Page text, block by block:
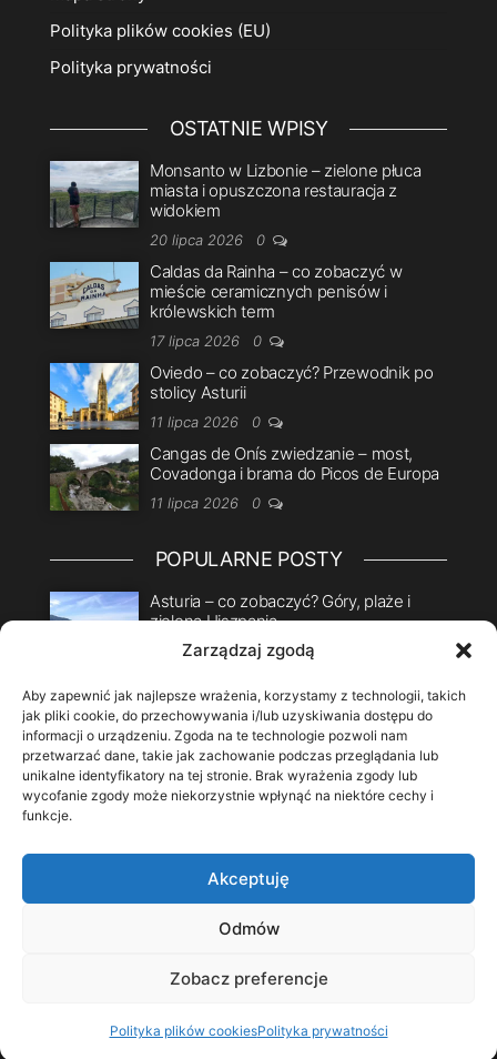
Zarządzaj zgodą
Aby zapewnić jak najlepsze wrażenia, korzystamy z technologii, takich
jak pliki cookie, do przechowywania i/lub uzyskiwania dostępu do
informacji o urządzeniu. Zgoda na te technologie pozwoli nam
przetwarzać dane, takie jak zachowanie podczas przeglądania lub
unikalne identyfikatory na tej stronie. Brak wyrażenia zgody lub
wycofanie zgody może niekorzystnie wpłynąć na niektóre cechy i
funkcje.
Akceptuję
Odmów
Zobacz preferencje
Polityka plików cookiesPolityka prywatności
Polityka plików cookies (EU)
Polityka prywatności
OSTATNIE WPISY
Monsanto w Lizbonie – zielone płuca
miasta i opuszczona restauracja z
widokiem
20 lipca 2026 0
Caldas da Rainha – co zobaczyć w
mieście ceramicznych penisów i
królewskich term
17 lipca 2026 0
Oviedo – co zobaczyć? Przewodnik po
stolicy Asturii
11 lipca 2026 0
Cangas de Onís zwiedzanie – most,
Covadonga i brama do Picos de Europa
11 lipca 2026 0
POPULARNE POSTY
Asturia – co zobaczyć? Góry, plaże i
zielona Hiszpania
30 grudnia 2017 24
5 sierpnia 2018 22
Comillas – co zobaczyć? Gaudí,
modernizm i plaże w Kantabrii
4 grudnia 2017 18
14
ŚLEDŹ MNIE